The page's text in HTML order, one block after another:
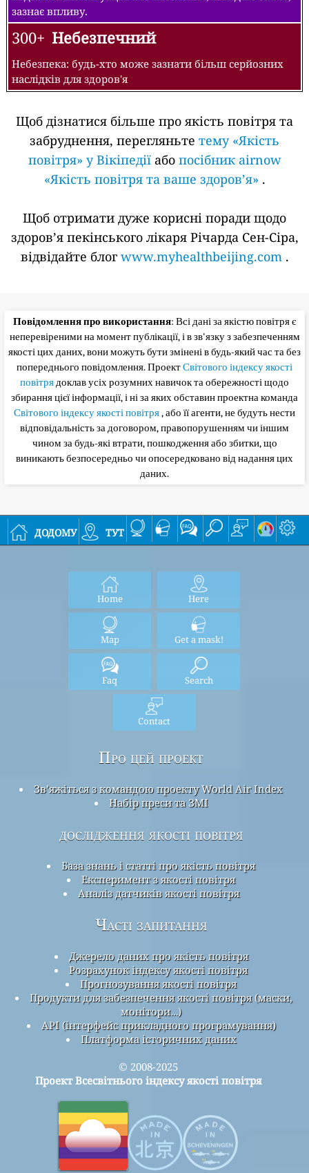
зазнає впливу.
300+ Небезпечний
Небезпека: будь-хто може зазнати більш серйозних
наслідків для здоров'я
Щоб дізнатися більше про якість повітря та
забруднення, перегляньте тему «Якість
повітря» у Вікіпедіїабо посібник airnow
«Якість повітря та ваше здоров’я» .
Щоб отримати дуже корисні поради щодо
здоров’я пекінського лікаря Річарда Сен-Сіра,
відвідайте блог www.myhealthbeijing.com.
Повідомлення про використання: Всі дані за якістю повітря є
неперевіреними на момент публікації, і в зв'язку з забезпеченням
якості цих даних, вони можуть бути змінені в будь-який час та без
попереднього повідомлення. ПроектСвітового індексу якості
повітрядоклав усіх розумних навичок та обережності щодо
збирання цієї інформації, і ні за яких обставин проектна команда
Світового індексу якості повітря, або її агенти, не будуть нести
відповідальність за договором, правопорушенням чи іншим
чином за будь-які втрати, пошкодження або збитки, що
виникають безпосередньо чи опосередковано від надання цих
даних.
додому тут
Home Here
Map Get a mask!
Faq Search
Contact
Про цей проект
Зв’яжіться з командою проекту World Air Index
Набір преси та ЗМІ
дослідження якості повітря
База знань і статті про якість повітря
Експеримент з якості повітря
Аналіз датчиків якості повітря
Часті запитання
Джерело даних про якість повітря
Розрахунок індексу якості повітря
Прогнозування якості повітря
Продукти для забезпечення якості повітря (маски,
монітори…)
API (інтерфейс прикладного програмування)
Платформа історичних даних
© 2008-2025
Проект Всесвітнього індексу якості повітря